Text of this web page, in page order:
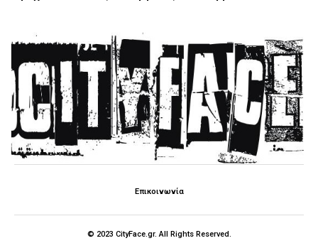
Επικοινωνία
© 2023 CityFace.gr. All Rights Reserved.